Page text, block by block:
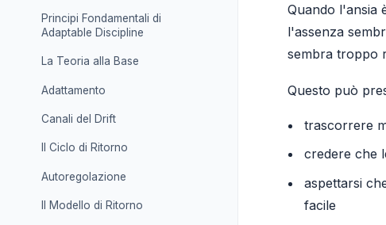
Principi Fondamentali di
Adaptable Discipline
La Teoria alla Base
Adattamento
Canali del Drift
Il Ciclo di Ritorno
Autoregolazione
Il Modello di Ritorno
Quando l'ansia
l'assenza
sembra troppo
Questo può
trascorrere
credere che
aspettarsi
facile